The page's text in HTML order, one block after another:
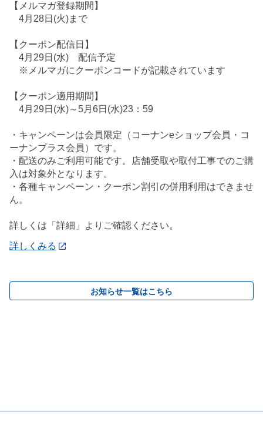
【メルマガ登録期間】
4月28日(火)まで
【クーポン配信日】
4月29日(水) 配信予定
※メルマガにクーポンコードが記載されています
【クーポン適用期間】
4月29日(水)～5月6日(水)23：59
・キャンペーンは会員限定（コーナンeショップ会員・コ
ーナンプラス会員）です。
・配送のみご利用可能です。店舗受取や取付工事でのご購
入は対象外となります。
・各種キャンペーン・クーポン割引の併用利用はできませ
ん。
詳しくは「詳細」よりご確認ください。
詳しくみる
お知らせ一覧はこちら